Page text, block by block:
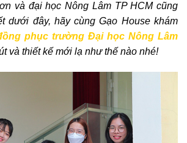
và đại học Nông Lâm TP HCM cũng
dưới đây, hãy cùng Gạo House khám
phục trường Đại học Nông Lâm
và thiết kế mới lạ như thế nào nhé!